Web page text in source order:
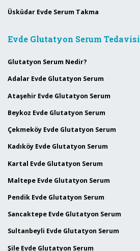
Üsküdar Evde Serum Takma
Evde Glutatyon Serum Tedavisi
Glutatyon Serum Nedir?
Adalar Evde Glutatyon Serum
Ataşehir Evde Glutatyon Serum
Beykoz Evde Glutatyon Serum
Çekmeköy Evde Glutatyon Serum
Kadıköy Evde Glutatyon Serum
Kartal Evde Glutatyon Serum
Maltepe Evde Glutatyon Serum
Pendik Evde Glutatyon Serum
Sancaktepe Evde Glutatyon Serum
Sultanbeyli Evde Glutatyon Serum
Şile Evde Glutatyon Serum